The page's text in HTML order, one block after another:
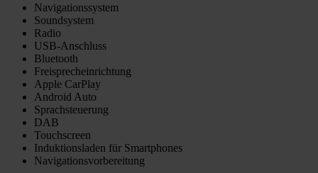
Navigationssystem
Soundsystem
Radio
USB-Anschluss
Bluetooth
Freisprecheinrichtung
Apple CarPlay
Android Auto
Sprachsteuerung
DAB
Touchscreen
Induktionsladen für Smartphones
Navigationsvorbereitung